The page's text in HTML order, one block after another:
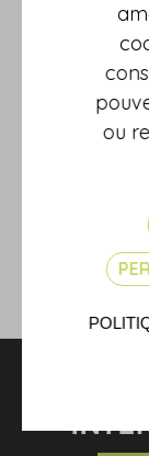
Ces derniers
soit être
soit disposer
Dans tous les
spécifique en
: Loi n°
Loi santé au
©
ou